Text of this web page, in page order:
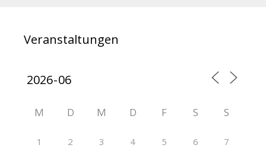
Veranstaltungen
M D M D F S S
1 2 3 4 5 6 7